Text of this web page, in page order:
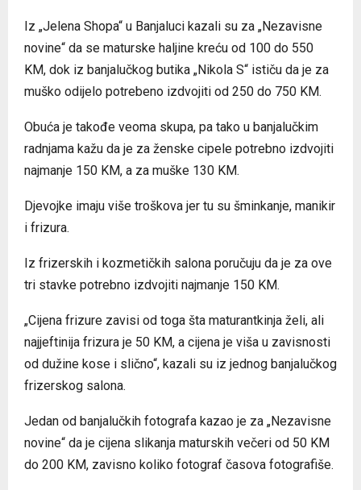
Iz „Jelena Shopa“ u Banjaluci kazali su za „Nezavisne
novine“ da se maturske haljine kreću od 100 do 550
KM, dok iz banjalučkog butika „Nikola S“ ističu da je za
muško odijelo potrebeno izdvojiti od 250 do 750 KM.
Obuća je takođe veoma skupa, pa tako u banjalučkim
radnjama kažu da je za ženske cipele potrebno izdvojiti
najmanje 150 KM, a za muške 130 KM.
Djevojke imaju više troškova jer tu su šminkanje, manikir
i frizura.
Iz frizerskih i kozmetičkih salona poručuju da je za ove
tri stavke potrebno izdvojiti najmanje 150 KM.
„Cijena frizure zavisi od toga šta maturantkinja želi, ali
najjeftinija frizura je 50 KM, a cijena je viša u zavisnosti
od dužine kose i slično“, kazali su iz jednog banjalučkog
frizerskog salona.
Jedan od banjalučkih fotografa kazao je za „Nezavisne
novine“ da je cijena slikanja maturskih večeri od 50 KM
do 200 KM, zavisno koliko fotograf časova fotografiše.